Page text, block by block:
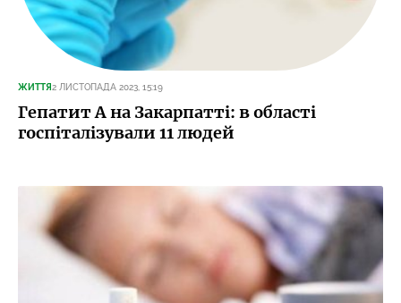
ЖИТТЯ2 ЛИСТОПАДА 2023, 15:19
Гепатит А на Закарпатті: в області
госпіталізували 11 людей